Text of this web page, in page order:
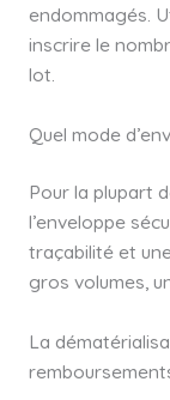
endommagés.
inscrire le
lot.
Quel mode
Pour la plupart
l’enveloppe
traçabilité et
gros volumes,
La